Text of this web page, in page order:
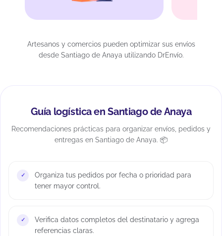
Artesanos y comercios pueden optimizar sus envíos
desde Santiago de Anaya utilizando DrEnvío.
Guía logística en Santiago de Anaya
Recomendaciones prácticas para organizar envíos, pedidos y
entregas en Santiago de Anaya. 📦
Organiza tus pedidos por fecha o prioridad para
tener mayor control.
Verifica datos completos del destinatario y agrega
referencias claras.